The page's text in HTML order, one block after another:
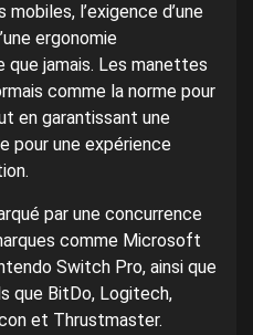
l’exigence d’une
ergonomie
jamais. Les manettes
comme la norme pour
en garantissant une
pour une expérience
par une concurrence
comme Microsoft
Switch Pro, ainsi que
que BitDo, Logitech,
et Thrustmaster.